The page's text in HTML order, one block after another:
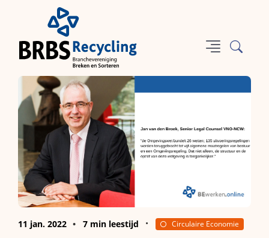
11 jan. 2022 7 min leestijd Circulaire Economie